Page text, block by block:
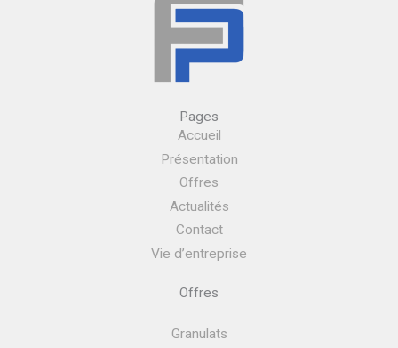
Pages
Accueil
Présentation
Offres
Actualités
Contact
Vie d’entreprise
Offres
Granulats